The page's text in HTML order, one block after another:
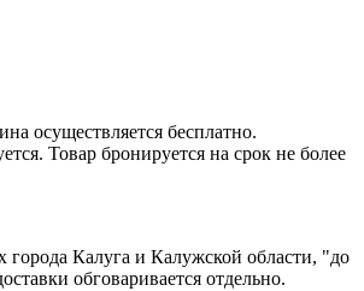
осуществляется бесплатно.
Товар бронируется на срок не более
города Калуга и Калужской области, "до
обговаривается отдельно.